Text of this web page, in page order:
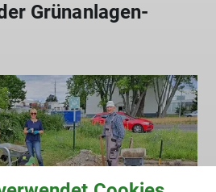
Grünanlagen-